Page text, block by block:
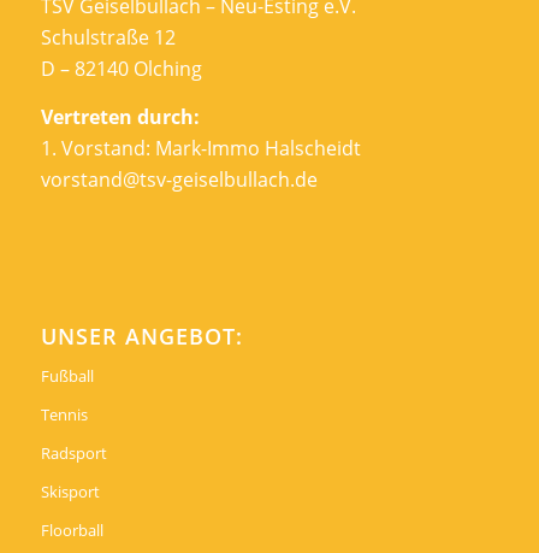
TSV Geiselbullach – Neu-Esting e.V.
Schulstraße 12
D – 82140 Olching
Vertreten durch:
1. Vorstand: Mark-Immo Halscheidt
vorstand@tsv-geiselbullach.de
UNSER ANGEBOT:
Fußball
Tennis
Radsport
Skisport
Floorball